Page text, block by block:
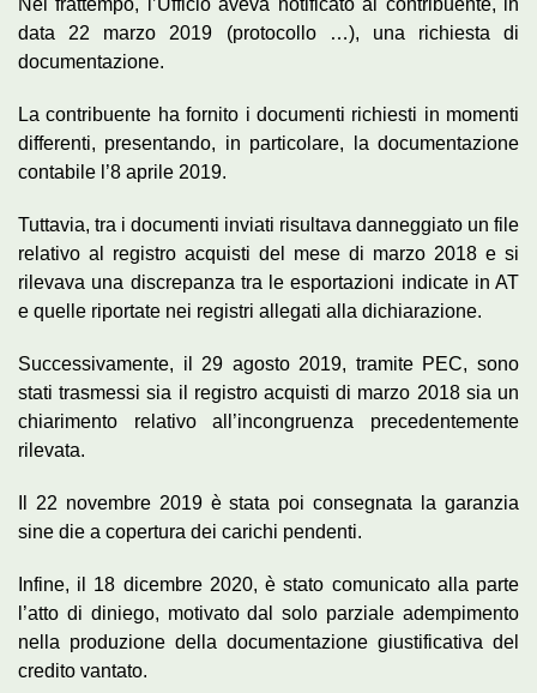
data 22 marzo 2019 (protocollo …), una richiesta di
documentazione.
La contribuente ha fornito i documenti richiesti in momenti
differenti, presentando, in particolare, la documentazione
contabile l’8 aprile 2019.
Tuttavia, tra i documenti inviati risultava danneggiato un file
relativo al registro acquisti del mese di marzo 2018 e si
rilevava una discrepanza tra le esportazioni indicate in AT
e quelle riportate nei registri allegati alla dichiarazione.
Successivamente, il 29 agosto 2019, tramite PEC, sono
stati trasmessi sia il registro acquisti di marzo 2018 sia un
chiarimento relativo all’incongruenza precedentemente
rilevata.
Il 22 novembre 2019 è stata poi consegnata la garanzia
sine die a copertura dei carichi pendenti.
Infine, il 18 dicembre 2020, è stato comunicato alla parte
l’atto di diniego, motivato dal solo parziale adempimento
nella produzione della documentazione giustificativa del
credito vantato.